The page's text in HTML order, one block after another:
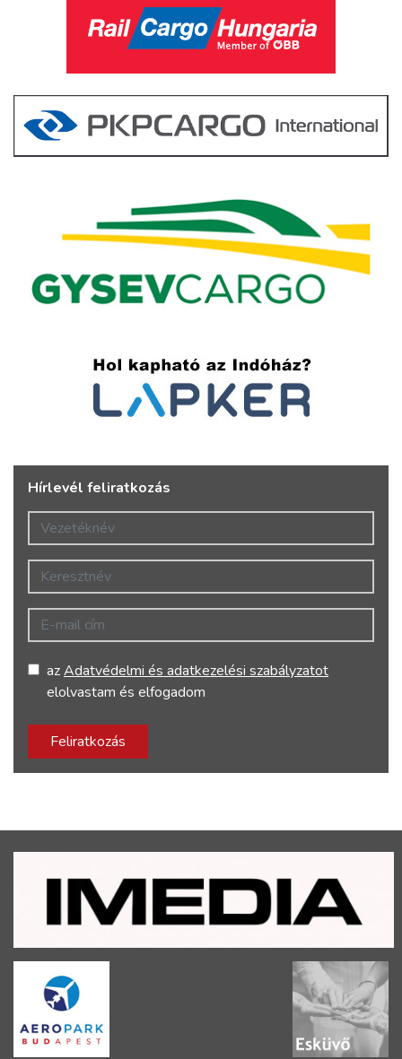
Hírlevél feliratkozás
Vezetéknév
Keresztnév
E-mail cím
azAdatvédelmi és adatkezelési szabályzatot
elolvastam és elfogadom
Feliratkozás